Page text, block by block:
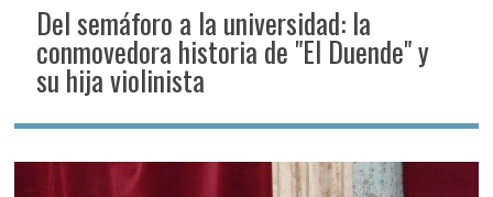
Del semáforo a la universidad: la
conmovedora historia de "El Duende" y
su hija violinista